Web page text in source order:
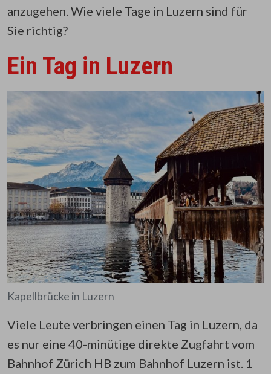
anzugehen. Wie viele Tage in Luzern sind für
Sie richtig?
Ein Tag in Luzern
Kapellbrücke in Luzern
Viele Leute verbringen einen Tag in Luzern, da
es nur eine 40-minütige direkte Zugfahrt vom
Bahnhof Zürich HB zum Bahnhof Luzern ist. 1